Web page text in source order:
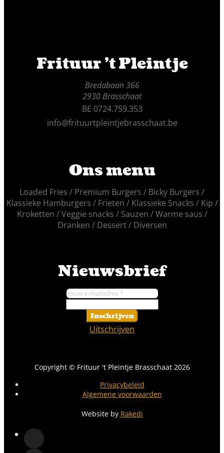
Frituur 't Pleintje
Bredabaan 366
2930 Brasschaat
BE 0724.759.353
info@frituurtpleintjebrasschaat.be
Ons menu
Loaded Fries Premium Burgers
Bicky Burgers
Klassieke Hamburgers
Frieten Klassieke Snacks
Kip
Kroketten
Veggie snacks Sauzen
Warme saus
Dranken
Dessert Diversen
Nieuwsbrief
Inschrijven
Uitschrijven
Copyright © Frituur 't Pleintje Brasschaat 2026
Privacybeleid
Algemene voorwaarden
Website by Rakedi